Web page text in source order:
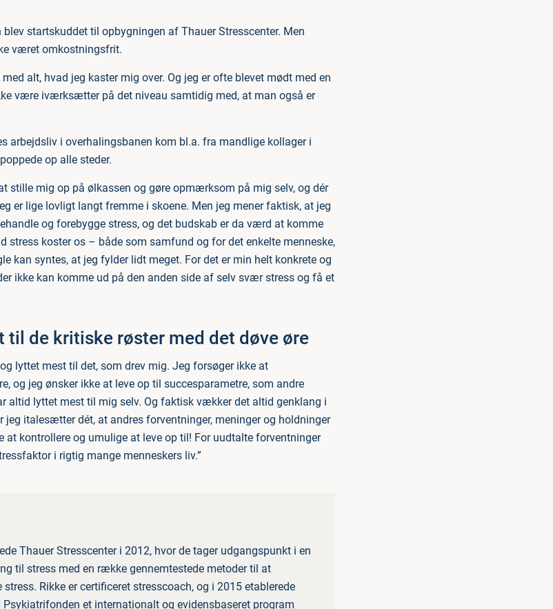
startskuddet til opbygningen af Thauer Stresscenter. Men
været omkostningsfrit.
alt, hvad jeg kaster mig over. Og jeg er ofte blevet mødt med en
være iværksætter på det niveau samtidig med, at man også er
arbejdsliv i overhalingsbanen kom bl.a. fra mandlige kollager i
op alle steder.
stille mig op på ølkassen og gøre opmærksom på mig selv, og dér
er lige lovligt langt fremme i skoene. Men jeg mener faktisk, at jeg
og forebygge stress, og det budskab er da værd at komme
stress koster os – både som samfund og for det enkelte menneske,
kan syntes, at jeg fylder lidt meget. For det er min helt konkrete og
ikke kan komme ud på den anden side af selv svær stress og få et
til de kritiske røster med det døve øre
lyttet mest til det, som drev mig. Jeg forsøger ikke at
og jeg ønsker ikke at leve op til succesparametre, som andre
altid lyttet mest til mig selv. Og faktisk vækker det altid genklang i
jeg italesætter dét, at andres forventninger, meninger og holdninger
kontrollere og umulige at leve op til! For uudtalte forventninger
i rigtig mange menneskers liv.”
Thauer Stresscenter i 2012, hvor de tager udgangspunkt i en
til stress med en række gennemtestede metoder til at
Rikke er certificeret stresscoach, og i 2015 etablerede
et internationalt og evidensbaseret program